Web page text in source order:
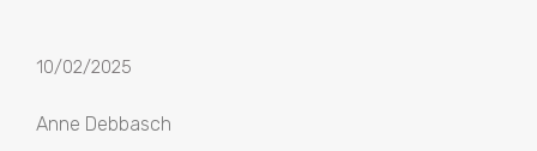
10/02/2025
Anne Debbasch